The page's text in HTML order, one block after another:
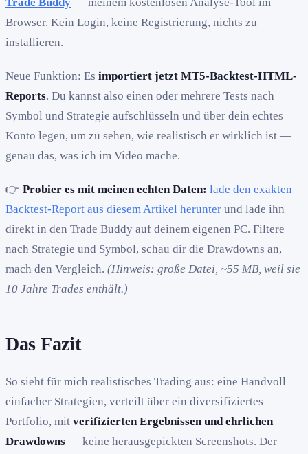
Browser. Kein Login, keine Registrierung, nichts zu
installieren.
Neue Funktion: Es importiert jetzt MT5-Backtest-HTML-
Reports. Du kannst also einen oder mehrere Tests nach
Symbol und Strategie aufschlüsseln und über dein echtes
Konto legen, um zu sehen, wie realistisch er wirklich ist —
genau das, was ich im Video mache.
👉 Probier es mit meinen echten Daten: lade den exakten
Backtest-Report aus diesem Artikel herunter und lade ihn
direkt in den Trade Buddy auf deinem eigenen PC. Filtere
nach Strategie und Symbol, schau dir die Drawdowns an,
mach den Vergleich. (Hinweis: große Datei, ~55 MB, weil sie
10 Jahre Trades enthält.)
Das Fazit
So sieht für mich realistisches Trading aus: eine Handvoll
einfacher Strategien, verteilt über ein diversifiziertes
Portfolio, mit verifizierten Ergebnissen und ehrlichen
Drawdowns — keine herausgepickten Screenshots. Der